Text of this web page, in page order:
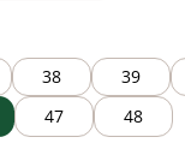
38 39
47 48